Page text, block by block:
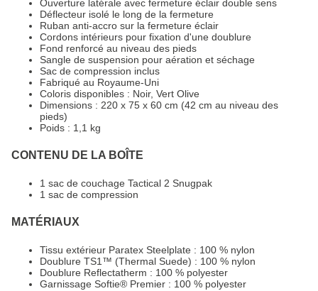
Ouverture latérale avec fermeture éclair double sens
Déflecteur isolé le long de la fermeture
Ruban anti-accro sur la fermeture éclair
Cordons intérieurs pour fixation d'une doublure
Fond renforcé au niveau des pieds
Sangle de suspension pour aération et séchage
Sac de compression inclus
Fabriqué au Royaume-Uni
Coloris disponibles : Noir, Vert Olive
Dimensions : 220 x 75 x 60 cm (42 cm au niveau des
pieds)
Poids : 1,1 kg
CONTENU DE LA BOÎTE
1 sac de couchage Tactical 2 Snugpak
1 sac de compression
MATÉRIAUX
Tissu extérieur Paratex Steelplate : 100 % nylon
Doublure TS1™ (Thermal Suede) : 100 % nylon
Doublure Reflectatherm : 100 % polyester
Garnissage Softie® Premier : 100 % polyester